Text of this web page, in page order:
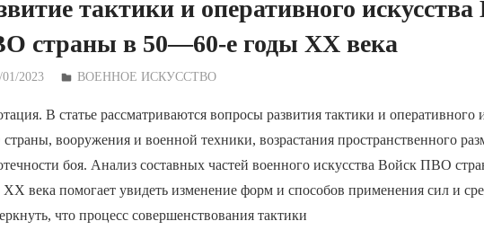
тактики и оперативного искусства
страны в 50—60-е годы ХХ века
01/2023 Дежурный по Редакции
ВОЕННОЕ ИСКУССТВО
В статье рассматриваются вопросы развития тактики и оперативного
вооружения и военной техники, возрастания пространственного
боя. Анализ составных частей военного искусства Войск ПВО
века помогает увидеть изменение форм и способов применения сил и
что процесс совершенствования тактики